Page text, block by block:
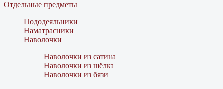
Отдельные предметы
Пододеяльники
Наматрасники
Наволочки
Наволочки из сатина
Наволочки из шёлка
Наволочки из бязи